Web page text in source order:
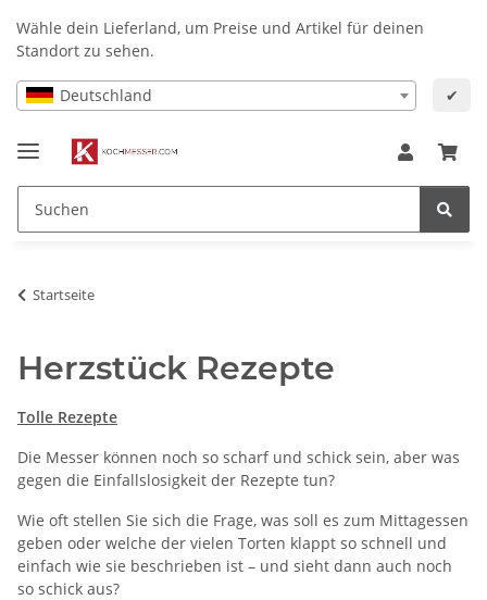
Wähle dein Lieferland, um Preise und Artikel für deinen
Standort zu sehen.
Deutschland ✔
Startseite
Herzstück Rezepte
Tolle Rezepte
Die Messer können noch so scharf und schick sein, aber was
gegen die Einfallslosigkeit der Rezepte tun?
Wie oft stellen Sie sich die Frage, was soll es zum Mittagessen
geben oder welche der vielen Torten klappt so schnell und
einfach wie sie beschrieben ist – und sieht dann auch noch
so schick aus?